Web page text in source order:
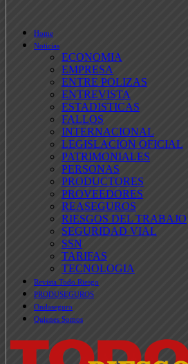
Home
Noticias
ECONOMIA
EMPRESA
ENTRE POLIZAS
ENTREVISTA
ESTADISTICAS
FALLOS
INTERNACIONAL
LEGISLACION OFICIAL
PATRIMONIALES
PERSONAS
PRODUCTORES
PROVEEDORES
REASEGUROS
RIESGOS DEL TRABAJO
SEGURIDAD VIAL
SSN
TARIFAS
TECNOLOGIA
Revista Todo Riesgo
PRODUSEGUROS
Ondaseguro
Quienes Somos